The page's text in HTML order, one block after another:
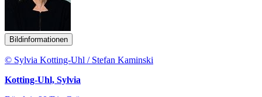
Bildinformationen
© Sylvia Kotting-Uhl / Stefan Kaminski
Kotting-Uhl, Sylvia